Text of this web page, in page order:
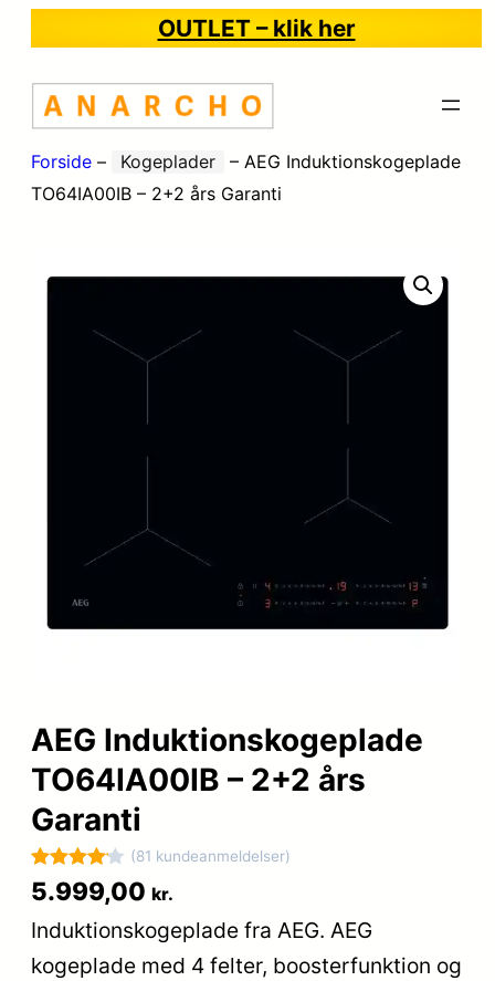
OUTLET – klik her
Forside – Kogeplader – AEG Induktionskogeplade
TO64IA00IB – 2+2 års Garanti
AEG Induktionskogeplade
TO64IA00IB – 2+2 års
Garanti
Bedømt
ud af 5
baseret
81
(81 kundeanmeldelser)
5.999,00 kr.
Induktionskogeplade fra AEG. AEG
kogeplade med 4 felter, boosterfunktion og